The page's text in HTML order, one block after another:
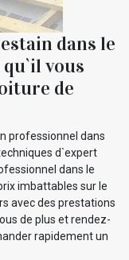
dans le
vous
de
professionnel dans
d`expert
dans le
imbattables sur le
avec des prestations
de plus et rendez-
rapidement un